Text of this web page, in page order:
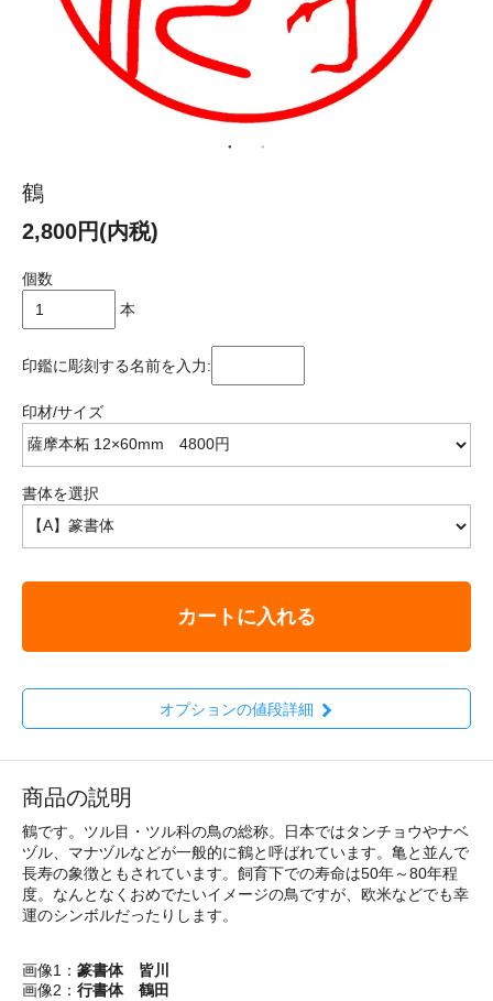
鶴
2,800円(内税)
個数
本
印鑑に彫刻する名前を入力:
印材/サイズ
書体を選択
カートに入れる
オプションの値段詳細
商品の説明
鶴です。ツル目・ツル科の鳥の総称。日本ではタンチョウやナベ
ヅル、マナヅルなどが一般的に鶴と呼ばれています。亀と並んで
長寿の象徴ともされています。飼育下での寿命は50年～80年程
度。なんとなくおめでたいイメージの鳥ですが、欧米などでも幸
運のシンボルだったりします。
画像1： 篆書体 皆川
画像2： 行書体 鶴田